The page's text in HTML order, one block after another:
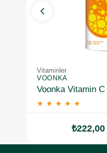
Vitaminler
VOONKA
★ ★ ★ ★ ★
₺222,00